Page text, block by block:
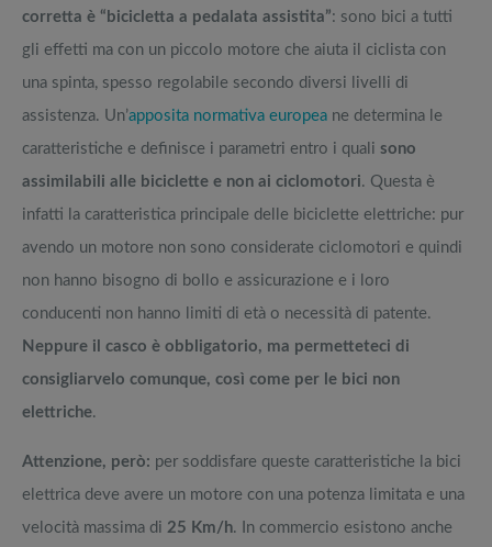
corretta è “bicicletta a pedalata assistita”: sono bici a tutti
gli effetti ma con un piccolo motore che aiuta il ciclista con
una spinta, spesso regolabile secondo diversi livelli di
assistenza. Un’apposita normativa europea ne determina le
caratteristiche e definisce i parametri entro i quali sono
assimilabili alle biciclette e non ai ciclomotori. Questa è
infatti la caratteristica principale delle biciclette elettriche: pur
avendo un motore non sono considerate ciclomotori e quindi
non hanno bisogno di bollo e assicurazione e i loro
conducenti non hanno limiti di età o necessità di patente.
Neppure il casco è obbligatorio, ma permetteteci di
consigliarvelo comunque, così come per le bici non
elettriche.
Attenzione, però: per soddisfare queste caratteristiche la bici
elettrica deve avere un motore con una potenza limitata e una
velocità massima di 25 Km/h. In commercio esistono anche